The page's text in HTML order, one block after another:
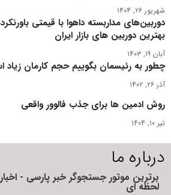
شهریور ۲۶, ۱۴۰۴
دوربین‌های مداربسته داهوا با قیمتی
بهترین دوربین های بازار ایران
آبان ۱۹, ۱۴۰۳
چطور به رئیسمان بگوییم حجم کارمان زیاد
آذر ۲۶, ۱۴۰۲
روش ادمین ها برای جذب فالوور واقعی
تیر ۱۰, ۱۴۰۴
درباره ما
برترین موتور جستجوگر خبر پارسی -
لحظه ای